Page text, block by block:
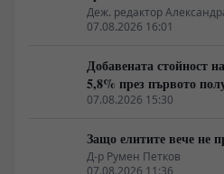
Деж. редактор
07.08.2026 16:01
Добавената стойност
5,8% през първото
07.08.2026 15:30
Защо елитите вече не
Д-р Румен Петков
07.08.2026 11:36